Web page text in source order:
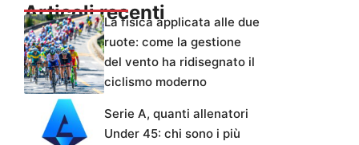
Articoli recentiLa fisica applicata alle due
ruote: come la gestione
del vento ha ridisegnato il
ciclismo moderno
Serie A, quanti allenatori
Under 45: chi sono i più